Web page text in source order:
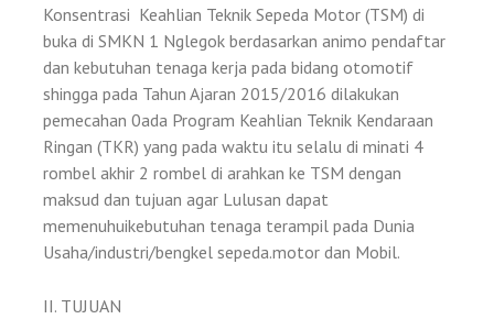
Konsentrasi Keahlian Teknik Sepeda Motor (TSM) di
buka di SMKN 1 Nglegok berdasarkan animo pendaftar
dan kebutuhan tenaga kerja pada bidang otomotif
shingga pada Tahun Ajaran 2015/2016 dilakukan
pemecahan 0ada Program Keahlian Teknik Kendaraan
Ringan (TKR) yang pada waktu itu selalu di minati 4
rombel akhir 2 rombel di arahkan ke TSM dengan
maksud dan tujuan agar Lulusan dapat
memenuhuikebutuhan tenaga terampil pada Dunia
Usaha/industri/bengkel sepeda.motor dan Mobil.
II. TUJUAN